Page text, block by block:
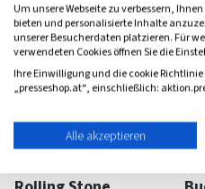
Um unsere Webseite zu verbessern,
bieten und personalisierte Inhalte
unserer Besucherdaten platzieren. Für
verwendeten Cookies öffnen Sie die
Ihre Einwilligung und die cookie Richtlinie
„presseshop.at“, einschließlich:
Alle akzeptieren